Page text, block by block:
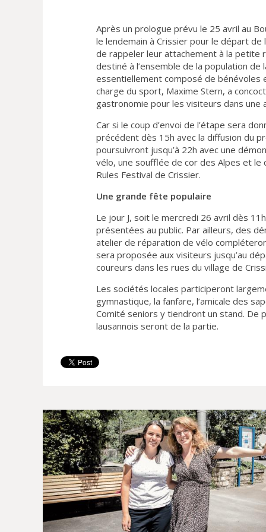
Après un prologue prévu le 25 avril au
le lendemain à Crissier pour le départ
de rappeler leur attachement à la petite
destiné à l’ensemble de la population de
essentiellement composé de bénévoles
charge du sport, Maxime Stern, a
gastronomie pour les visiteurs dans
Car si le coup d’envoi de l’étape sera
précédent dès 15h avec la diffusion du
poursuivront jusqu’à 22h avec une
vélo, une soufflée de cor des Alpes et
Rules Festival de Crissier.
Une grande fête populaire
Le jour J, soit le mercredi 26 avril dès
présentées au public. Par ailleurs, des
atelier de réparation de vélo
sera proposée aux visiteurs jusqu’au
coureurs dans les rues du village de
Les sociétés locales participeront
gymnastique, la fanfare, l’amicale des
Comité seniors y tiendront un stand. De
lausannois seront de la partie.